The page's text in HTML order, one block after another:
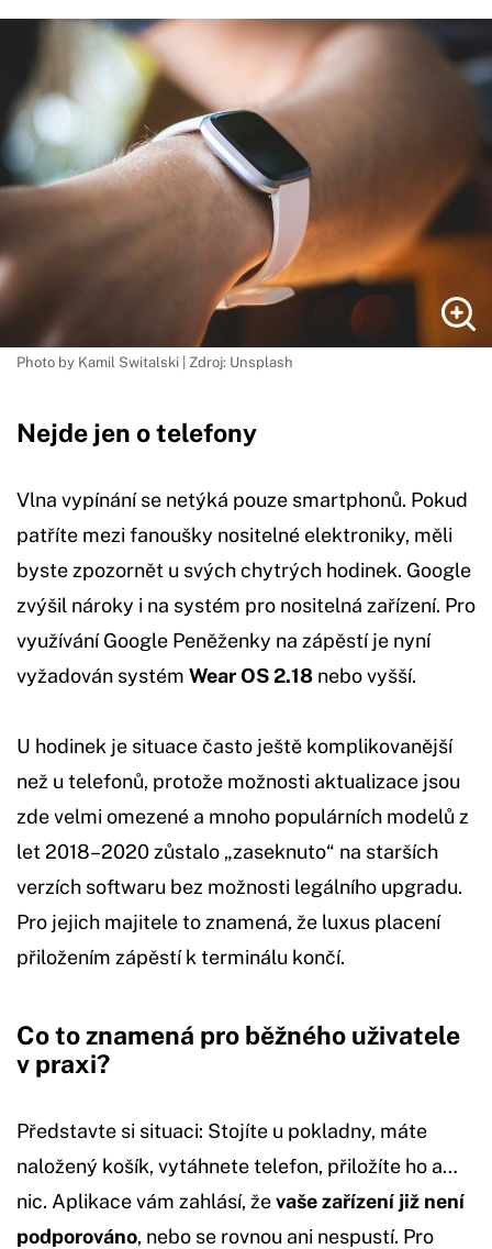
Photo by Kamil Switalski | Zdroj: Unsplash
Nejde jen o telefony
Vlna vypínání se netýká pouze smartphonů. Pokud
patříte mezi fanoušky nositelné elektroniky, měli
byste zpozornět u svých chytrých hodinek. Google
zvýšil nároky i na systém pro nositelná zařízení. Pro
využívání Google Peněženky na zápěstí je nyní
vyžadován systém Wear OS 2.18 nebo vyšší.
U hodinek je situace často ještě komplikovanější
než u telefonů, protože možnosti aktualizace jsou
zde velmi omezené a mnoho populárních modelů z
let 2018–2020 zůstalo „zaseknuto“ na starších
verzích softwaru bez možnosti legálního upgradu.
Pro jejich majitele to znamená, že luxus placení
přiložením zápěstí k terminálu končí.
Co to znamená pro běžného uživatele
v praxi?
Představte si situaci: Stojíte u pokladny, máte
naložený košík, vytáhnete telefon, přiložíte ho a…
nic. Aplikace vám zahlásí, ževaše zařízení již není
podporováno, nebo se rovnou ani nespustí. Pro